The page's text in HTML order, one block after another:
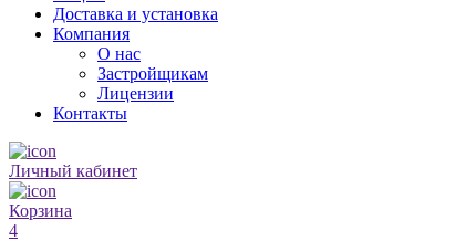
Доставка и установка
Компания
О нас
Застройщикам
Лицензии
Контакты
Личный кабинет
Корзина
4